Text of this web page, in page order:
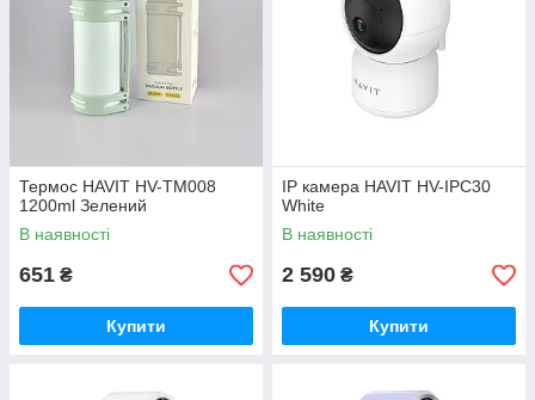
Термос HAVIT HV-TM008
1200ml Зелений
В наявності
651 ₴
Купити
IP камера HAVIT HV-IPC30
White
В наявності
2 590 ₴
Купити